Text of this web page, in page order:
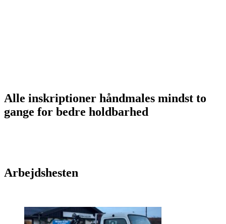
Alle inskriptioner håndmales mindst to
gange for bedre holdbarhed
Arbejdshesten